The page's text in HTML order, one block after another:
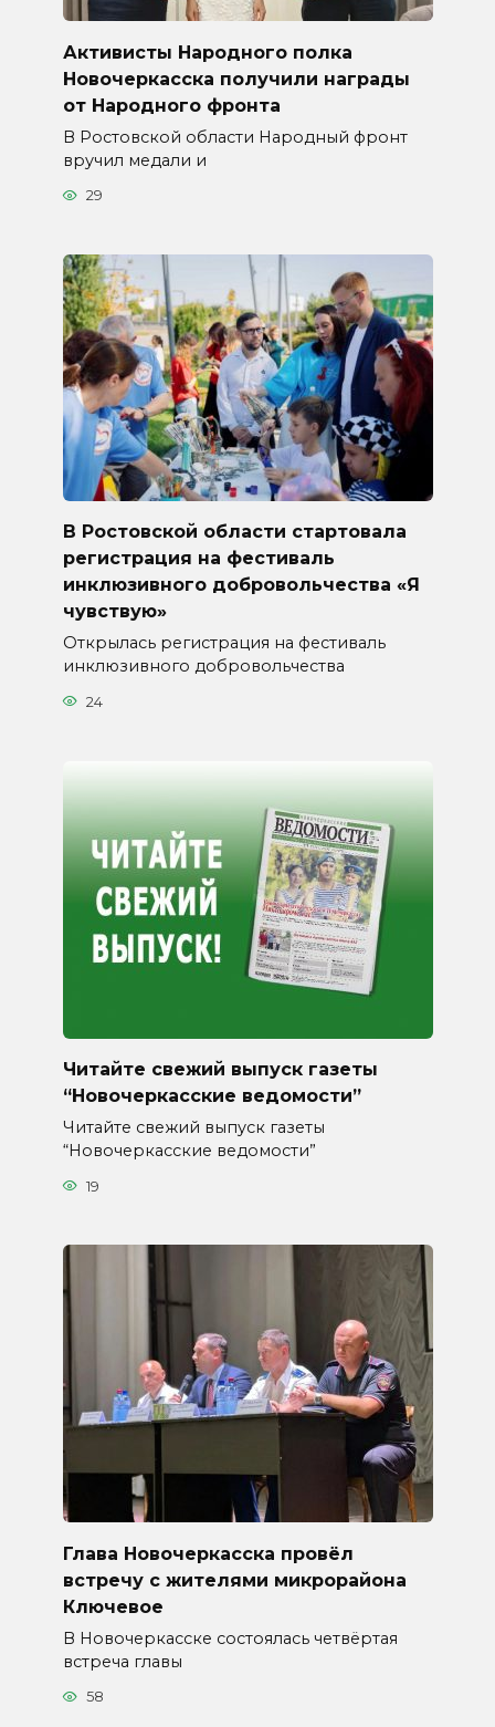
Активисты Народного полка
Новочеркасска получили награды
от Народного фронта
В Ростовской области Народный фронт
вручил медали и
29
В Ростовской области стартовала
регистрация на фестиваль
инклюзивного добровольчества «Я
чувствую»
Открылась регистрация на фестиваль
инклюзивного добровольчества
24
Читайте свежий выпуск газеты
“Новочеркасские ведомости”
Читайте свежий выпуск газеты
“Новочеркасские ведомости”
19
Глава Новочеркасска провёл
встречу с жителями микрорайона
Ключевое
В Новочеркасске состоялась четвёртая
встреча главы
58